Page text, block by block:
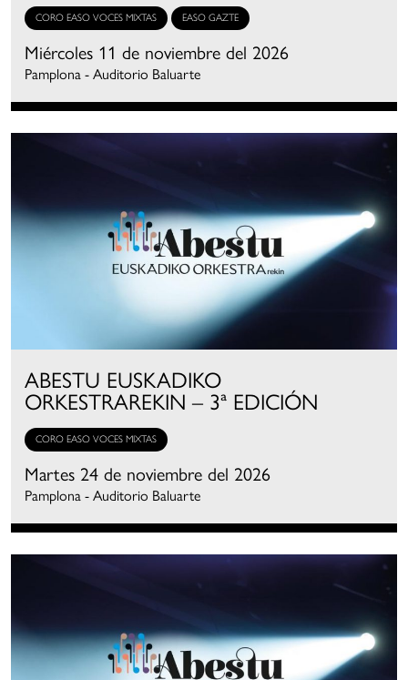
CORO EASO VOCES MIXTAS EASO GAZTE
Miércoles 11 de noviembre del 2026
Pamplona - Auditorio Baluarte
ABESTU EUSKADIKO
ORKESTRAREKIN – 3ª EDICIÓN
CORO EASO VOCES MIXTAS
Martes 24 de noviembre del 2026
Pamplona - Auditorio Baluarte